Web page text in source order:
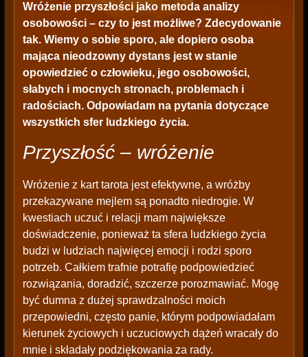
Wróżenie przyszłościjako metoda analizy
osobowości – czy to jest możliwe? Zdecydowanie
tak. Wiemy o sobie sporo, ale dopiero osoba
mająca nieodzowny dystans jest w stanie
opowiedzieć o człowieku, jego osobowości,
słabych i mocnych stronach, problemach i
radościach. Odpowiadam na pytania dotyczące
wszystkich sfer ludzkiego życia.
Przyszłość – wróżenie
Wróżenie z kart tarota jest efektywne, a wróżby
przekazywane mejlem są ponadto niedrogie. W
kwestiach uczuć i relacji mam największe
doświadczenie, ponieważ ta sfera ludzkiego życia
budzi w ludziach najwięcej emocji i rodzi sporo
potrzeb. Całkiem trafnie potrafię podpowiedzieć
rozwiązania, doradzić, szczerze porozmawiać. Mogę
być dumna z dużej sprawdzalności moich
przepowiedni, często panie, którym podpowiadałam
kierunek życiowych i uczuciowych dążeń wracały do
mnie i składały podziękowania za rady.